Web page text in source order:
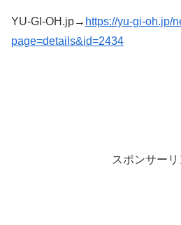
YU-GI-OH.jp→ https://yu-gi-oh.jp/
page=details&id=2434
スポンサーリ